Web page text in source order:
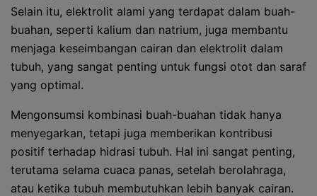
Selain itu, elektrolit alami yang terdapat dalam buah-
buahan, seperti kalium dan natrium, juga membantu
menjaga keseimbangan cairan dan elektrolit dalam
tubuh, yang sangat penting untuk fungsi otot dan saraf
yang optimal.
Mengonsumsi kombinasi buah-buahan tidak hanya
menyegarkan, tetapi juga memberikan kontribusi
positif terhadap hidrasi tubuh. Hal ini sangat penting,
terutama selama cuaca panas, setelah berolahraga,
atau ketika tubuh membutuhkan lebih banyak cairan.